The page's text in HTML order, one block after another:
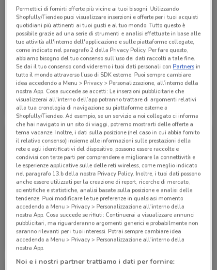
Eden Viaggi
Scade il 30/04 1.1 km
Eden Viaggi
Scade il 30/04
Eden Viaggi
Scade il 30/04 1.1 km
Eden Viaggi
Scade il 31/10
Permettici di fornirti offerte più vicine ai tuoi bisogni: Utilizzando
Shopfully/Tiendeo puoi visualizzare inserzioni e offerte per i tuoi acquisti
quotidiani più attinenti ai tuoi gusti e al tuo mondo. Tutto questo è
possibile grazie ad una serie di strumenti e analisi effettuate in base alle
tue attività all'interno dell'applicazione e sulle piattaforme collegate,
come indicato nel paragrafo 2 della Privacy Policy. Per fare questo,
abbiamo bisogno del tuo consenso sull'uso dei dati raccolti a tale fine.
Se dai il tuo consenso condivideremo i tuoi dati personali conPartnersin
tutto il mondo attraverso l’uso di SDK esterne. Puoi sempre cambiare
idea accedendo a Menu > Privacy > Personalizzazione, all’interno della
nostra App. Cosa succede se accetti: Le inserzioni pubblicitarie che
visualizzerai all'interno dell’app potranno trattare di argomenti relativi
alla tua cronologia di navigazione su piattaforme esterne a
Shopfully/Tiendeo. Ad esempio, se un servizio a noi collegato ci informa
che hai navigato in un sito di viaggi, potremo mostrarti delle offerte a
tema vacanze. Inoltre, i dati sulla posizione (nel caso in cui abbia fornito
il relativo consenso) insieme alle informazioni sulle prestazioni della
rete e agli identificativi del dispositivo, possono essere raccolte e
condivisi con terze parti per comprendere e migliorare la connettività e
le esperienze applicative sulle delle reti wireless, come meglio indicato
nel paragrafo 13.b della nostra Privacy Policy. Inoltre, i tuoi dati possono
anche essere utilizzati per la creazione di report, ricerche di mercato,
scientifiche e statistiche, analisi basate sulla posizione e analisi delle
tendenze. Puoi modificare le tue preferenze in qualsiasi momento
accedendo a Menu > Privacy > Personalizzazione all'interno della
nostra App. Cosa succede se rifiuti: Continuerai a visualizzare annunci
pubblicitari, ma riguarderanno argomenti generici e probabilmente non
saranno rilevanti per i tuoi interessi. Potrai sempre cambiare idea
accedendo a Menu > Privacy > Personalizzazione all'interno della
nostra App.
Noi e i nostri partner trattiamo i dati per fornire: